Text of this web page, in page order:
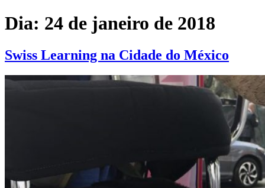
Dia: 24 de janeiro de 2018
Swiss Learning na Cidade do México